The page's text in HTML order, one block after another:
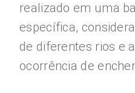
realizado em uma
específica,
de diferentes rios e
ocorrência de